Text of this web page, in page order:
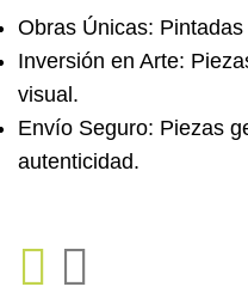
Obras Únicas:
Inversión en Arte:
visual.
Envío Seguro: Piezas
autenticidad.